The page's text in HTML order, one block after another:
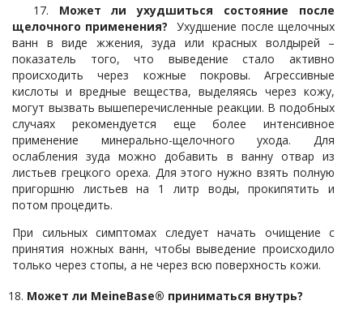
17. Может ли ухудшиться состояние после
щелочного применения?Ухудшение после щелочных
ванн в виде жжения, зуда или красных волдырей –
показатель того, что выведение стало активно
происходить через кожные покровы. Агрессивные
кислоты и вредные вещества, выделяясь через кожу,
могут вызвать вышеперечисленные реакции. В подобных
случаях рекомендуется еще более интенсивное
применение минерально-щелочного ухода. Для
ослабления зуда можно добавить в ванну отвар из
листьев грецкого ореха. Для этого нужно взять полную
пригоршню листьев на 1 литр воды, прокипятить и
потом процедить.
При сильных симптомах следует начать очищение с
принятия ножных ванн, чтобы выведение происходило
только через стопы, а не через всю поверхность кожи.
Может ли MeineBase® приниматься внутрь?